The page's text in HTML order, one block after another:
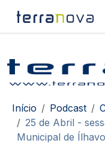
Passar para o
Navegação
Início Podcast
25 de Abril -
Municipal de